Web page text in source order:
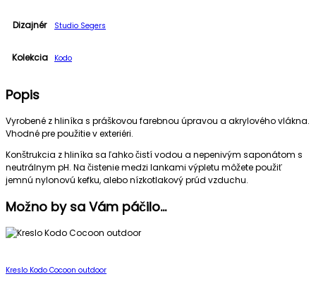
Dizajnér Studio Segers
Kolekcia Kodo
Popis
Vyrobené z hliníka s práškovou farebnou úpravou a akrylového vlákna.
Vhodné pre použitie v exteriéri.
Konštrukcia z hliníka sa ľahko čistí vodou a nepenivým saponátom s
neutrálnym pH. Na čistenie medzi lankami výpletu môžete použiť
jemnú nylonovú kefku, alebo nízkotlakový prúd vzduchu.
Možno by sa Vám páčilo…
Kreslo Kodo Cocoon outdoor